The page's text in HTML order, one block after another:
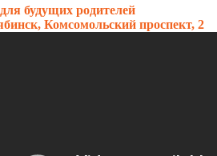
будущих родителей
Комсомольский проспект, 2